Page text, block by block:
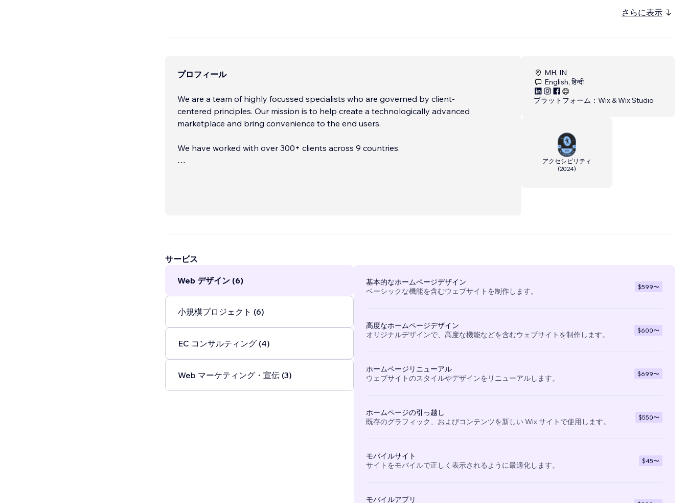
さらに表示
プロフィール
We are a team of highly focussed specialists who are governed by client-
centered principles. Our mission is to help create a technologically advanced
marketplace and bring convenience to the end users.
We have worked with over 300+ clients across 9 countries.
MH, IN
English, हिन्दी
プラットフォーム： Wix & Wix Studio
アクセシビリティ
(2024)
サービス
Web デザイン (6)
小規模プロジェクト (6)
EC コンサルティング (4)
Web マーケティング・宣伝 (3)
基本的なホームページデザイン
ベーシックな機能を含むウェブサイトを制作します。
$599〜
高度なホームページデザイン
オリジナルデザインで、高度な機能などを含むウェブサイトを制作します。
$600〜
ホームページリニューアル
ウェブサイトのスタイルやデザインをリニューアルします。
$699〜
ホームページの引っ越し
既存のグラフィック、およびコンテンツを新しい Wix サイトで使用します。
$550〜
モバイルサイト
サイトをモバイルで正しく表示されるように最適化します。
$45〜
モバイルアプリ